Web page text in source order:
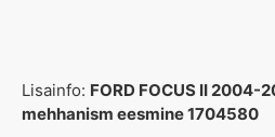
Lisainfo: FORD FOCUS II 2004-
mehhanism eesmine 1704580